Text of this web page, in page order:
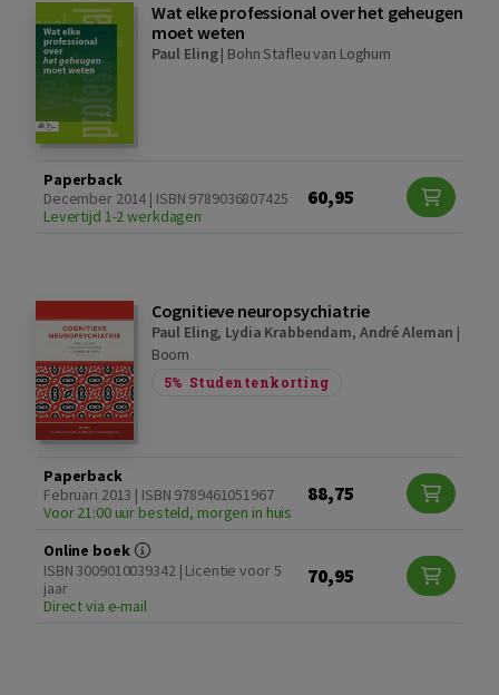
Wat elke professional over het geheugen
moet weten
Paul Eling| Bohn Stafleu van Loghum
Paperback
December 2014 | ISBN 9789036807425
Levertijd 1-2 werkdagen
60,95
Cognitieve neuropsychiatrie
Paul Eling, Lydia Krabbendam, André Aleman |
Boom
5% Studentenkorting
Paperback
Februari 2013 | ISBN 9789461051967
Voor 21:00 uur besteld, morgen in huis
88,75
Online boek
ISBN 3009010039342 | Licentie voor 5
jaar
Direct via e-mail
70,95